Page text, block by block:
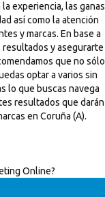
experiencia, las ganas
así como la atención
y marcas. En base a
y asegurarte
que no sólo
optar a varios sin
lo que buscas navega
resultados que darán
en Coruña (A).
Online?